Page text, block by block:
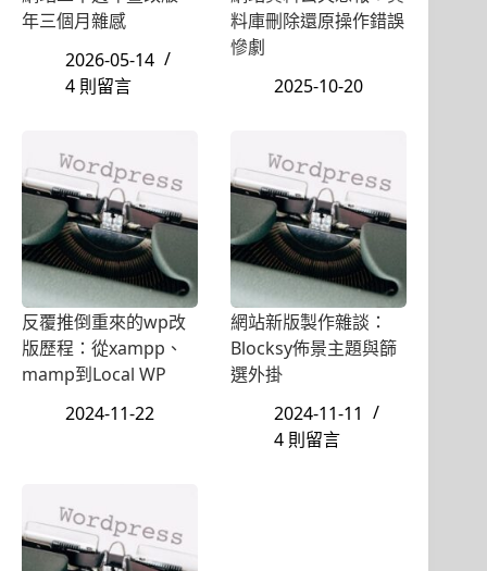
年三個月雜感
2026-05-14
4 則留言
料庫刪除還原操作錯誤
慘劇
2025-10-20
反覆推倒重來的wp改
版歷程：從xampp、
mamp到Local WP
2024-11-22
網站新版製作雜談：
Blocksy佈景主題與篩
選外掛
2024-11-11
4 則留言